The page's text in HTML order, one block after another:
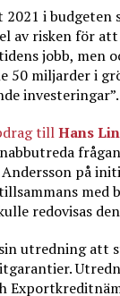
2021 i
av risken för
jobb, men
50 miljarder i
investeringar”.
tillHans
på
med
redovisas
utredning att